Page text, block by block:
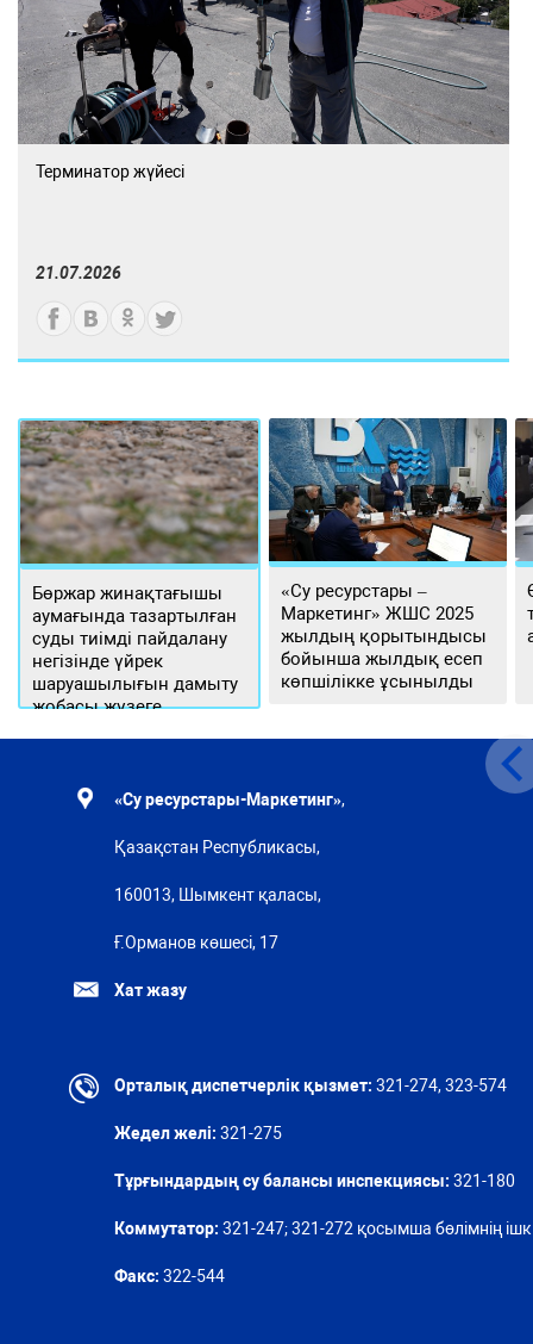
Терминатор жүйесі
21.07.2026
Бөржар жинақтағышы
аумағында тазартылған
суды тиімді пайдалану
негізінде үйрек
шаруашылығын дамыту
жобасы жүзеге
«Су ресурстары –
Маркетинг» ЖШС 2025
жылдың қорытындысы
бойынша жылдық есеп
көпшілікке ұсынылды
«Су ресурстары-Маркетинг»,
Қазақстан Республикасы,
160013, Шымкент қаласы,
Ғ.Орманов көшесі, 17
Хат жазу
Орталық диспетчерлік қызмет: 321-274, 323-574
Жедел желі: 321-275
Тұрғындардың су балансы инспекциясы: 321-180
Коммутатор: 321-247; 321-272 қосымша бөлімнің ішкі
Факс: 322-544